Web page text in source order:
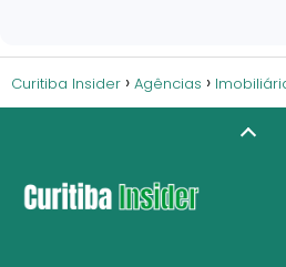
Curitiba Insider Agências